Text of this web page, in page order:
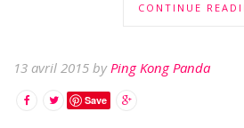
CONTINUE
13 avril 2015 byPing Kong Panda
Save